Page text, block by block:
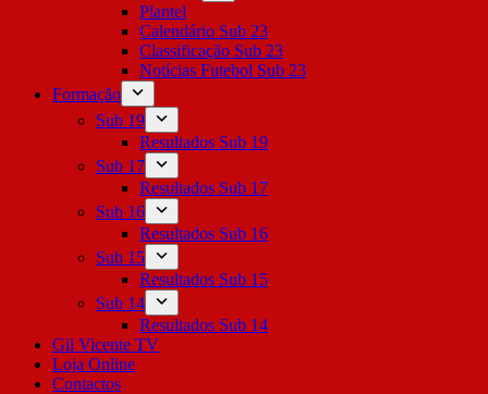
Plantel
Calendário Sub 23
Classificação Sub 23
Notícias Futebol Sub 23
Formação
Sub 19
Resultados Sub 19
Sub 17
Resultados Sub 17
Sub 16
Resultados Sub 16
Sub 15
Resultados Sub 15
Sub 14
Resultados Sub 14
Gil Vicente TV
Loja Online
Contactos